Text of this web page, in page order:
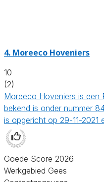
4. Moreeco Hoveniers
10
(2)
Moreeco Hoveniers is een
bekend is onder nummer
is opgericht op 29-11-2021
Goede Score 2026
Werkgebied Gees